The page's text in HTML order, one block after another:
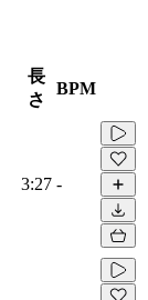
長
さ
BPM
3:27 -